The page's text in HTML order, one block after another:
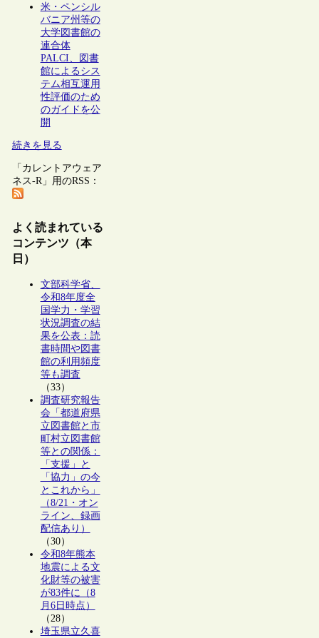
米・ペンシル
バニア州等の
大学図書館の
連合体
PALCI、図書
館によるシス
テム相互運用
性評価のため
のガイドを公
開
続きを見る
「カレントアウェア
ネス-R」用のRSS：
よく読まれている
コンテンツ（本
日）
文部科学省、
令和8年度全
国学力・学習
状況調査の結
果を公表：読
書時間や図書
館の利用頻度
等も調査
（33）
調査研究報告
会「都道府県
立図書館と市
町村立図書館
等との関係：
「支援」と
「協力」の今
とこれから」
（8/21・オン
ライン、録画
配信あり）
（30）
令和8年熊本
地震による文
化財等の被害
が83件に（8
月6日時点）
（28）
埼玉県立久喜